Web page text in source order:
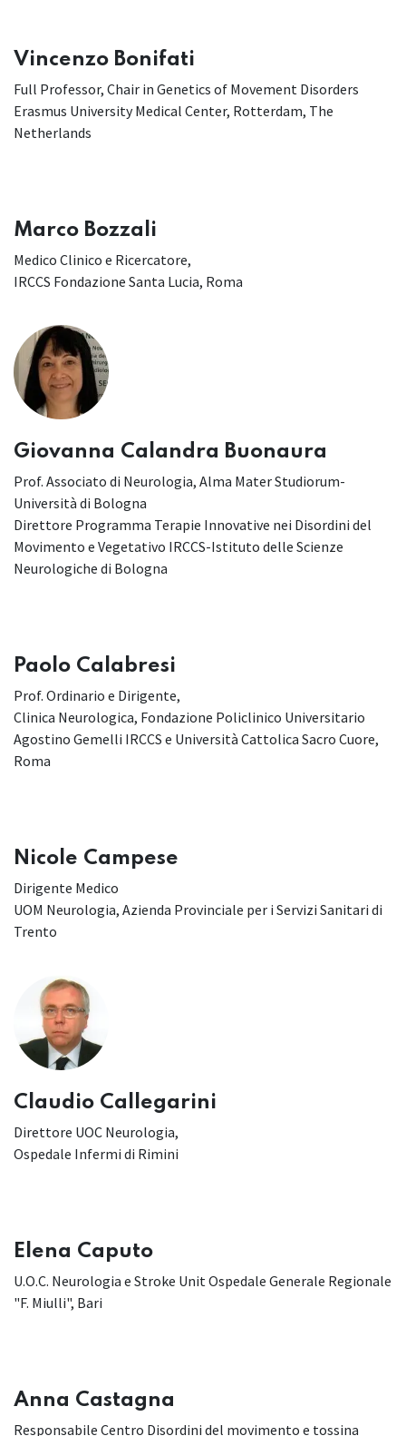
Vincenzo Bonifati
Full Professor, Chair in Genetics of Movement Disorders
Erasmus University Medical Center, Rotterdam, The
Netherlands
Marco Bozzali
Medico Clinico e Ricercatore,
IRCCS Fondazione Santa Lucia, Roma
Giovanna Calandra Buonaura
Prof. Associato di Neurologia, Alma Mater Studiorum-
Università di Bologna
Direttore Programma Terapie Innovative nei Disordini del
Movimento e Vegetativo IRCCS-Istituto delle Scienze
Neurologiche di Bologna
Paolo Calabresi
Prof. Ordinario e Dirigente,
Clinica Neurologica, Fondazione Policlinico Universitario
Agostino Gemelli IRCCS e Università Cattolica Sacro Cuore,
Roma
Nicole Campese
Dirigente Medico
UOM Neurologia, Azienda Provinciale per i Servizi Sanitari di
Trento
Claudio Callegarini
Direttore UOC Neurologia,
Ospedale Infermi di Rimini
Elena Caputo
U.O.C. Neurologia e Stroke Unit Ospedale Generale Regionale
"F. Miulli", Bari
Anna Castagna
Responsabile Centro Disordini del movimento e tossina